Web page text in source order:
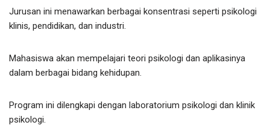
Jurusan ini menawarkan berbagai konsentrasi seperti psikologi
klinis, pendidikan, dan industri.
Mahasiswa akan mempelajari teori psikologi dan aplikasinya
dalam berbagai bidang kehidupan.
Program ini dilengkapi dengan laboratorium psikologi dan klinik
psikologi.